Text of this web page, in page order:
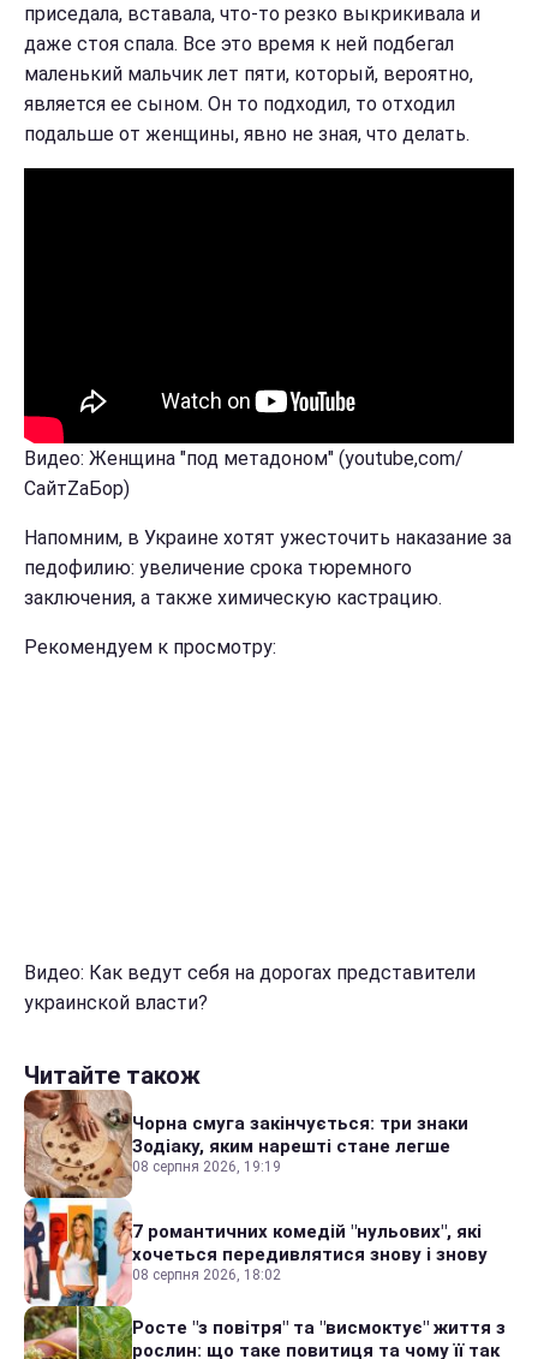
приседала, вставала, что-то резко выкрикивала и
даже стоя спала. Все это время к ней подбегал
маленький мальчик лет пяти, который, вероятно,
является ее сыном. Он то подходил, то отходил
подальше от женщины, явно не зная, что делать.
Видео: Женщина "под метадоном" (youtube,com/
СайтZаБор)
Напомним, в Украине хотят ужесточить наказание за
педофилию: увеличение срока тюремного
заключения, а также химическую кастрацию.
Рекомендуем к просмотру:
Видео: Как ведут себя на дорогах представители
украинской власти?
Читайте також
Чорна смуга закінчується: три знаки
Зодіаку, яким нарешті стане легше
08 серпня 2026, 19:19
7 романтичних комедій "нульових", які
хочеться передивлятися знову і знову
08 серпня 2026, 18:02
Росте "з повітря" та "висмоктує" життя з
рослин: що таке повитиця та чому її так